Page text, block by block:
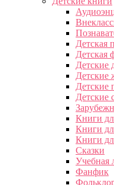
Детская
Детская
Детские
Детские
Детские
Детские
Книги
Книги
Книги
Сказки
Учебная
Фанфик